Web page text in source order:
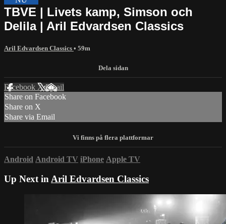
TBVE | Livets kamp, Simson och
Delila | Aril Edvardsen Classics
Aril Edvardsen Classics • 59m
Facebook XEmail
Share on Facebook
Share on X
Share via Email
Android Android TV iPhone Apple TV
Up Next in Aril Edvardsen Classics